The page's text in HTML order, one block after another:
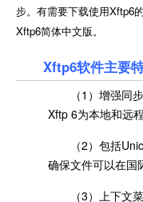
步。有需要下载使用Xftp6
Xftp6简体中文版。
Xftp6软件主要
（1）增强同步
Xftp 6为本地和远
（2）包括
确保文件可以在国
（3）上下文